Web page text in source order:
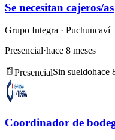
Se necesitan cajeros/as
Grupo Integra · Puchuncaví
Presencial·hace 8 meses
PresencialSin sueldohace
Coordinador de